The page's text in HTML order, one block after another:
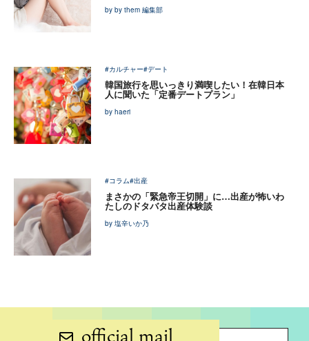
by by them 編集部
#カルチャー#デート
韓国旅行を思いっきり満喫したい！在韓日本
人に聞いた「定番デートプラン」
by haeri
#コラム#出産
まさかの「緊急帝王切開」に…出産が怖いわ
たしのドタバタ出産体験談
by 塩辛いか乃
official mail